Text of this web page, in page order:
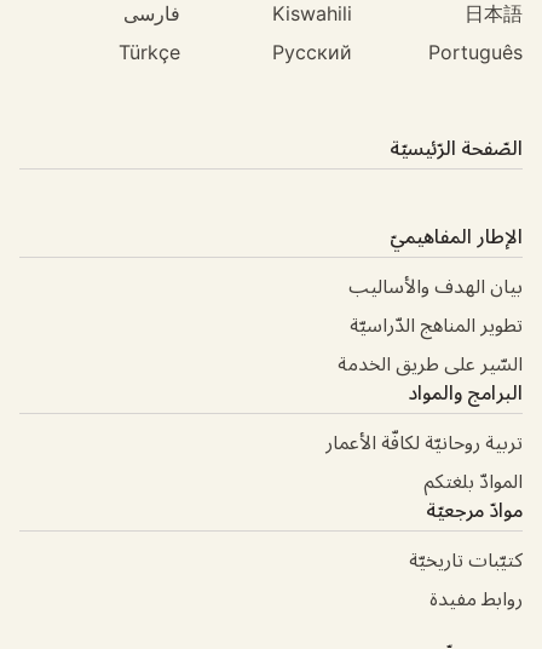
日本語
Kiswahili
فارسی
Português
Русский
Türkçe
الصّفحة الرّئيسيّة
الإطار المفاهيميّ
بيان الهدف والأساليب
تطوير المناهج الدّراسيّة
السّير على طريق الخدمة
البرامج والمواد
تربية روحانيّة لكافّة الأعمار
الموادّ بلغتكم
موادّ مرجعيّة
كتيّبات تاريخيّة
روابط مفيدة